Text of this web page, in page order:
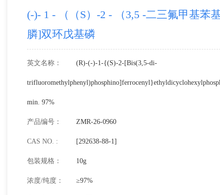
(-)- 1 - （（S）-2 - （3,5 -二三氟甲基苯
膦]双环戊基磷
英文名称： (R)-(-)-1-{(S)-2-[Bis(3,5-di-
min. 97%
产品编号： ZMR-26-0960
CAS NO. : [292638-88-1]
包装规格： 10g
浓度/纯度： ≥97%